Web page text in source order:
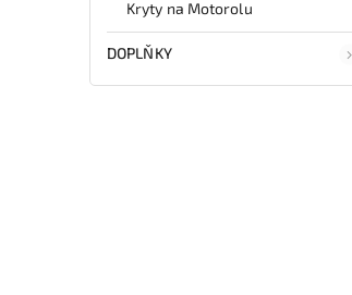
Kryty na Motorolu
DOPLŇKY